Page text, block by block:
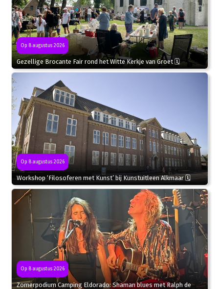
Op 8 augustus 2026
Gezellige Brocante Fair rond het Witte Kerkje van Groet 🗓
Op 8 augustus 2026
Workshop ‘Filosoferen met Kunst’ bij Kunstuitleen Alkmaar 🗓
Op 8 augustus 2026
Zomerpodium Camping Eldorado: Shaman blues met Ralph de